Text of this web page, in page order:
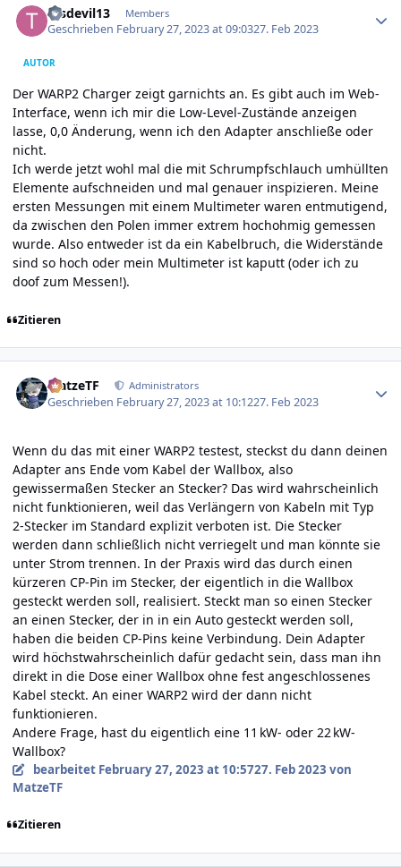
tasdevil13 Members
Geschrieben February 27, 2023 at 09:0327. Feb 2023
AUTOR
Der WARP2 Charger zeigt garnichts an. Es gibt auch im Web-
Interface, wenn ich mir die Low-Level-Zustände anzeigen
lasse, 0,0 Änderung, wenn ich den Adapter anschließe oder
nicht.
Ich werde jetzt wohl mal die mit Schrumpfschlauch umhüllten
Elemente aufschneiden und mal genauer inspizieren. Meine
ersten Messungen mit einem Multimeter waren entmutigend,
da zwischen den Polen immer extrem hochohmig gemessen
wurde. Also entweder ist da ein Kabelbruch, die Widerstände
sind so hoch oder mein Multimeter ist kaputt (oder ich zu
doof zum Messen!).
Zitieren
MatzeTF Administrators
Geschrieben February 27, 2023 at 10:1227. Feb 2023
Wenn du das mit einer WARP2 testest, steckst du dann deinen
Adapter ans Ende vom Kabel der Wallbox, also
gewissermaßen Stecker an Stecker? Das wird wahrscheinlich
nicht funktionieren, weil das Verlängern von Kabeln mit Typ
2-Stecker im Standard explizit verboten ist. Die Stecker
werden dann schließlich nicht verriegelt und man könnte sie
unter Strom trennen. In der Praxis wird das durch einen
kürzeren CP-Pin im Stecker, der eigentlich in die Wallbox
gesteckt werden soll, realisiert. Steckt man so einen Stecker
an einen Stecker, der in in ein Auto gesteckt werden soll,
haben die beiden CP-Pins keine Verbindung. Dein Adapter
wird höchstwahrscheinlich dafür gedacht sein, dass man ihn
direkt in die Dose einer Wallbox ohne fest angeschlossenes
Kabel steckt. An einer WARP2 wird der dann nicht
funktionieren.
Andere Frage, hast du eigentlich eine 11 kW- oder 22 kW-
Wallbox?
bearbeitet February 27, 2023 at 10:5727. Feb 2023 von
MatzeTF
Zitieren